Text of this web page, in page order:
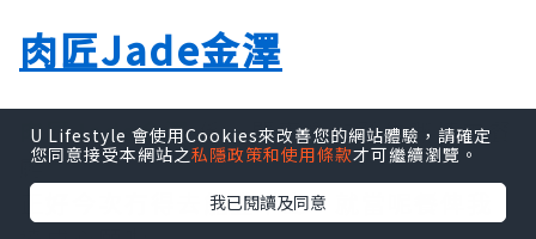
肉匠Jade金澤
肉匠Jade金澤係一間專食能登牛嘅燒肉餐
廳
正好今次冇得去能登半島，就當呢餐俾我
U Lifestyle 會使用Cookies來改善您的網站體驗，請確定
您同意接受本網站之私隱政策和使用條款才可繼續瀏覽。
我已閱讀及同意